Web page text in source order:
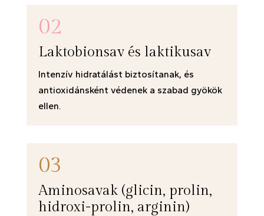
02
Laktobionsav és laktikusav
Intenzív hidratálást biztosítanak, és
antioxidánsként védenek a szabad gyökök
ellen.
03
Aminosavak (glicin, prolin,
hidroxi-prolin, arginin)